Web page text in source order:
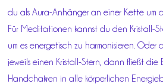
du als Aura-Anhänger an einer Kette um
Für Meditationen kannst du den Kristall-
um es energetisch zu harmonisieren. Oder
jeweils einen Kristall-Stern, dann fließt die
Handchakren in alle körperlichen